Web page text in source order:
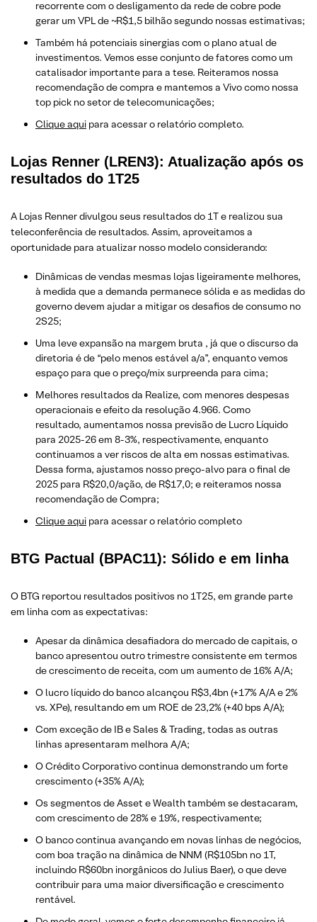
recorrente com o desligamento da rede de cobre pode
gerar um VPL de ~R$1,5 bilhão segundo nossas estimativas;
Também há potenciais sinergias com o plano atual de
investimentos. Vemos esse conjunto de fatores como um
catalisador importante para a tese. Reiteramos nossa
recomendação de compra e mantemos a Vivo como nossa
top pick no setor de telecomunicações;
Clique aqui para acessar o relatório completo.
Lojas Renner (LREN3): Atualização após os
resultados do 1T25
A Lojas Renner divulgou seus resultados do 1T e realizou sua
teleconferência de resultados. Assim, aproveitamos a
oportunidade para atualizar nosso modelo considerando:
Dinâmicas de vendas mesmas lojas ligeiramente melhores,
à medida que a demanda permanece sólida e as medidas do
governo devem ajudar a mitigar os desafios de consumo no
2S25;
Uma leve expansão na margem bruta , já que o discurso da
diretoria é de “pelo menos estável a/a”, enquanto vemos
espaço para que o preço/mix surpreenda para cima;
Melhores resultados da Realize, com menores despesas
operacionais e efeito da resolução 4.966. Como
resultado, aumentamos nossa previsão de Lucro Líquido
para 2025-26 em 8-3%, respectivamente, enquanto
continuamos a ver riscos de alta em nossas estimativas.
Dessa forma, ajustamos nosso preço-alvo para o final de
2025 para R$20,0/ação, de R$17,0; e reiteramos nossa
recomendação de Compra;
Clique aqui para acessar o relatório completo
BTG Pactual (BPAC11): Sólido e em linha
O BTG reportou resultados positivos no 1T25, em grande parte
em linha com as expectativas:
Apesar da dinâmica desafiadora do mercado de capitais, o
banco apresentou outro trimestre consistente em termos
de crescimento de receita, com um aumento de 16% A/A;
O lucro líquido do banco alcançou R$3,4bn (+17% A/A e 2%
vs. XPe), resultando em um ROE de 23,2% (+40 bps A/A);
Com exceção de IB e Sales & Trading, todas as outras
linhas apresentaram melhora A/A;
O Crédito Corporativo continua demonstrando um forte
crescimento (+35% A/A);
Os segmentos de Asset e Wealth também se destacaram,
com crescimento de 28% e 19%, respectivamente;
O banco continua avançando em novas linhas de negócios,
com boa tração na dinâmica de NNM (R$105bn no 1T,
incluindo R$60bn inorgânicos do Julius Baer), o que deve
contribuir para uma maior diversificação e crescimento
rentável.